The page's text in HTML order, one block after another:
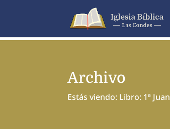
Archivo
Estás viendo: Libro: 1ª Juan